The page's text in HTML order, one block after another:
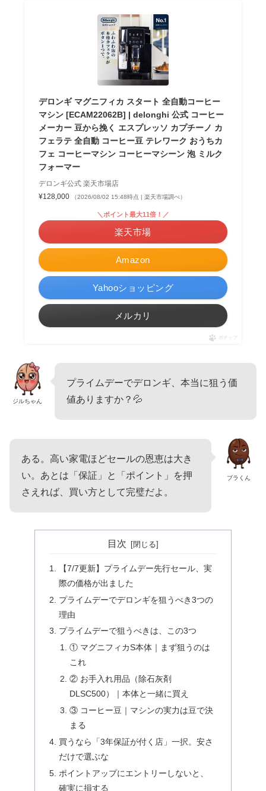
デロンギ マグニフィカ スタート 全自動コーヒー
マシン [ECAM22062B] | delonghi 公式 コーヒー
メーカー 豆から挽く エスプレッソ カプチーノ カ
フェラテ 全自動 コーヒー豆 テレワーク おうちカ
フェ コーヒーマシン コーヒーマシーン 泡 ミルク
フォーマー
デロンギ公式 楽天市場店
¥128,000
（2026/08/02 15:48時点 | 楽天市場調べ）
Amazon
＼ポイント最大11倍！／
楽天市場
Yahooショッピング
メルカリ
ポチップ
ジルちゃん
プライムデーでデロンギ、本当に狙う価
値ありますか？💦
ブラくん
ある。高い家電ほどセールの恩恵は大き
い。あとは「保証」と「ポイント」を押
さえれば、買い方として完璧だよ。
目次
【7/7更新】プライムデー先行セール、実
際の価格が出ました
プライムデーでデロンギを狙うべき3つの
理由
プライムデーで狙うべきは、この3つ
① マグニフィカS本体｜まず狙うのは
これ
② お手入れ用品（除石灰剤
DLSC500）｜本体と一緒に買え
③ コーヒー豆｜マシンの実力は豆で決
まる
買うなら「3年保証が付く店」一択。安さ
だけで選ぶな
ポイントアップにエントリーしないと、
確実に損する